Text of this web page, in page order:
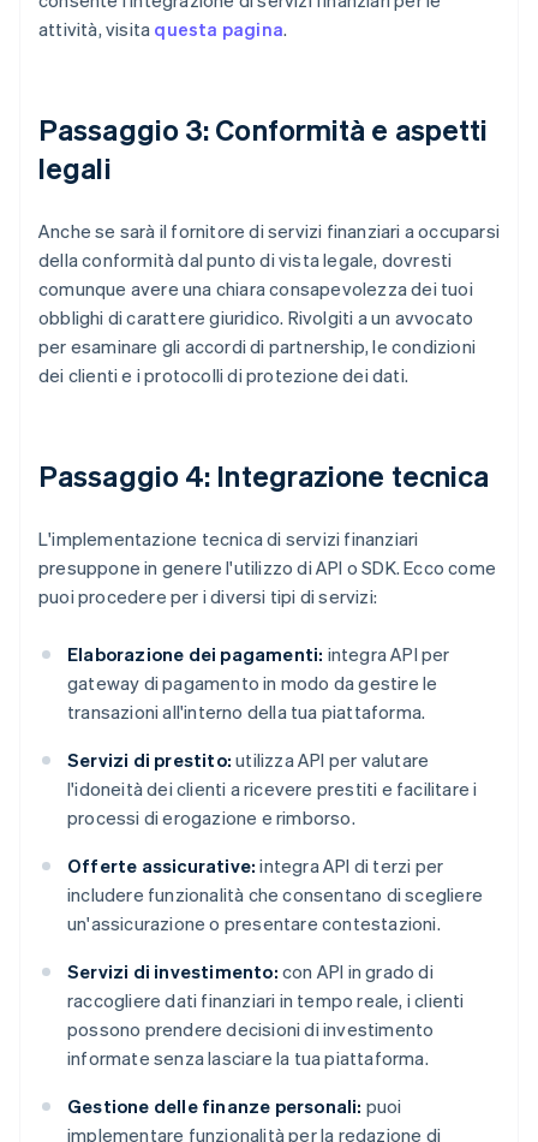
attività, visita questa pagina.
Passaggio 3: Conformità e aspetti
legali
Anche se sarà il fornitore di servizi finanziari a occuparsi
della conformità dal punto di vista legale, dovresti
comunque avere una chiara consapevolezza dei tuoi
obblighi di carattere giuridico. Rivolgiti a un avvocato
per esaminare gli accordi di partnership, le condizioni
dei clienti e i protocolli di protezione dei dati.
Passaggio 4: Integrazione tecnica
L'implementazione tecnica di servizi finanziari
presuppone in genere l'utilizzo di API o SDK. Ecco come
puoi procedere per i diversi tipi di servizi:
Elaborazione dei pagamenti: integra API per
gateway di pagamento in modo da gestire le
transazioni all'interno della tua piattaforma.
Servizi di prestito: utilizza API per valutare
l'idoneità dei clienti a ricevere prestiti e facilitare i
processi di erogazione e rimborso.
Offerte assicurative: integra API di terzi per
includere funzionalità che consentano di scegliere
un'assicurazione o presentare contestazioni.
Servizi di investimento: con API in grado di
raccogliere dati finanziari in tempo reale, i clienti
possono prendere decisioni di investimento
informate senza lasciare la tua piattaforma.
Gestione delle finanze personali: puoi
implementare funzionalità per la redazione di